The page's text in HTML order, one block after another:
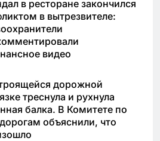
в ресторане закончился
в вытрезвителе:
видео
дорожной
треснула и рухнула
балка. В Комитете по
объяснили, что